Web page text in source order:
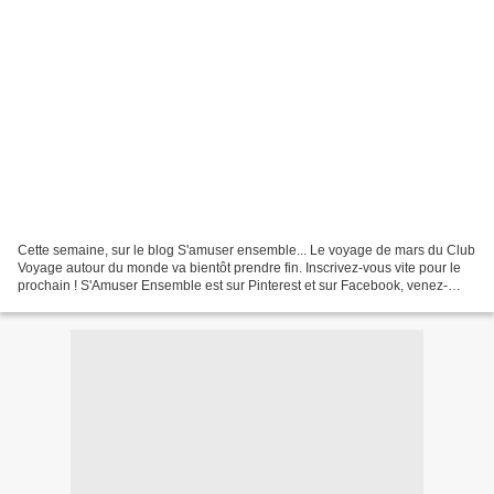
Cette semaine, sur le blog S'amuser ensemble... Le voyage de mars du Club
Voyage autour du monde va bientôt prendre fin. Inscrivez-vous vite pour le
prochain ! S'Amuser Ensemble est sur Pinterest et sur Facebook, venez-